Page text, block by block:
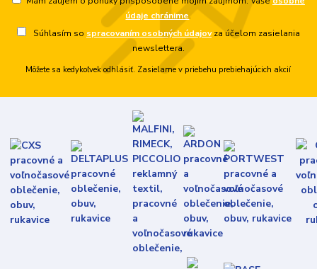
údaje chránime.
Súhlasím so spracovaním osobných údajovza účelom zasielania
newslettera.
Môžete sa kedykoľvek odhlásiť. Zasielame v priebehu prebiehajúcich akcií